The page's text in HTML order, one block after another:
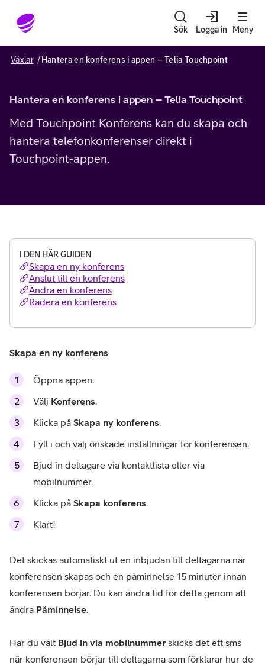
Gå till sidans innehåll
Sök Logga in Meny
Växlar Hantera en konferens i appen – Telia Touchpoint
Hantera en konferens i appen – Telia Touchpoint
Med Touchpoint Konferens kan du skapa och
hantera telefonkonferenser direkt i
Touchpoint-appen.
I DEN HÄR GUIDEN
Skapa en ny konferens
Anslut till en konferens
Ändra en konferens
Radera en konferens
Skapa en ny konferens
Öppna appen.
Välj Konferens.
Klicka på Skapa ny konferens.
Fyll i och välj önskade inställningar för konferensen.
Bjud in deltagare via kontaktlista eller via
mobilnummer.
Klicka på Skapa konferens.
Klart!
Det skickas automatiskt ut en inbjudan till deltagarna när
konferensen skapas och en påminnelse 15 minuter innan
konferensen börjar. Du kan ändra tid för detta genom att
ändra Påminnelse.
Har du valt Bjud in via mobilnummer skicks det ett sms
när konferensen börjar till deltagarna som förklarar hur de